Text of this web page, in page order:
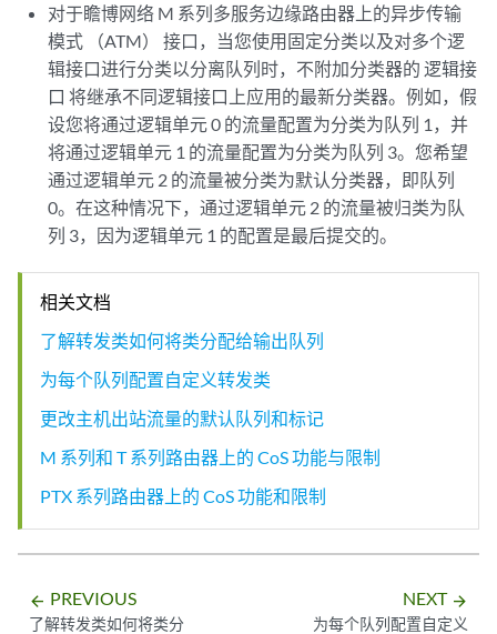
对于瞻博网络 M 系列多服务边缘路由器上的异步传输
模式 （ATM） 接口，当您使用固定分类以及对多个逻
辑接口进行分类以分离队列时，不附加分类器的逻辑接
口 将继承不同逻辑接口上应用的最新分类器。例如，假
设您将通过逻辑单元 0 的流量配置为分类为队列 1，并
将通过逻辑单元 1 的流量配置为分类为队列 3。您希望
通过逻辑单元 2 的流量被分类为默认分类器，即队列
0。在这种情况下，通过逻辑单元 2 的流量被归类为队
列 3，因为逻辑单元 1 的配置是最后提交的。
相关文档
了解转发类如何将类分配给输出队列
为每个队列配置自定义转发类
更改主机出站流量的默认队列和标记
M 系列和 T 系列路由器上的 CoS 功能与限制
PTX 系列路由器上的 CoS 功能和限制
arrow_backward PREVIOUS
了解转发类如何将类分
NEXT arrow_forward
为每个队列配置自定义